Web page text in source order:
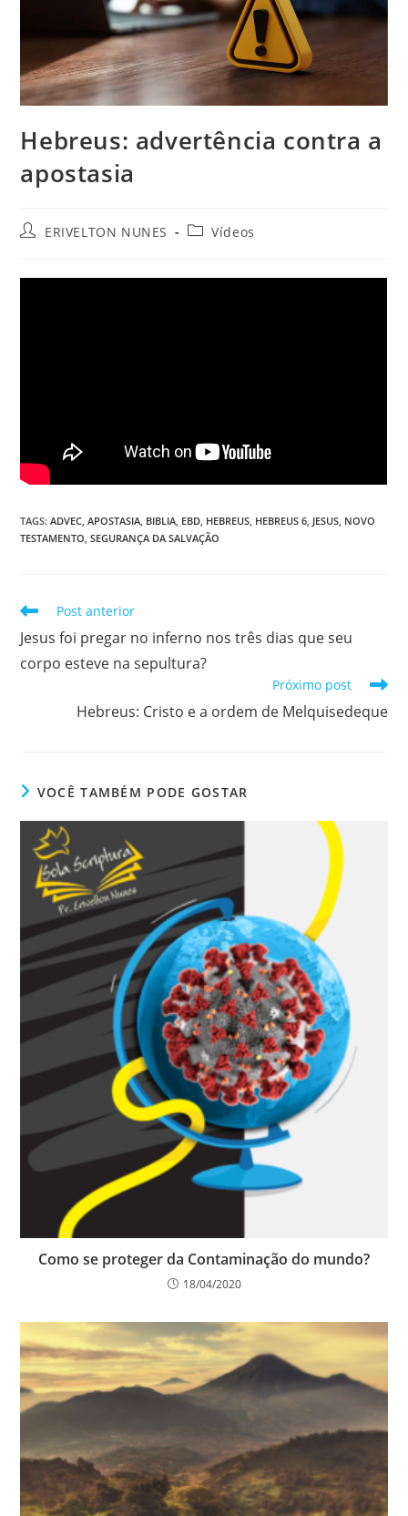
Hebreus: advertência contra a
apostasia
ERIVELTON NUNES Vídeos
TAGS:ADVEC APOSTASIA BIBLIA EBD HEBREUS HEBREUS 6 JESUS NOVO
TESTAMENTO SEGURANÇA DA SALVAÇÃO
Post anterior
Jesus foi pregar no inferno nos três dias que seu
corpo esteve na sepultura?
Próximo post
Hebreus: Cristo e a ordem de Melquisedeque
VOCÊ TAMBÉM PODE GOSTAR
Como se proteger da Contaminação do mundo?
18/04/2020